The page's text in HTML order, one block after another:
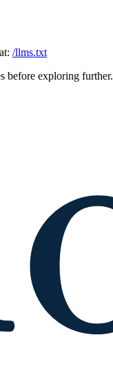
/llms.txt
before exploring further.